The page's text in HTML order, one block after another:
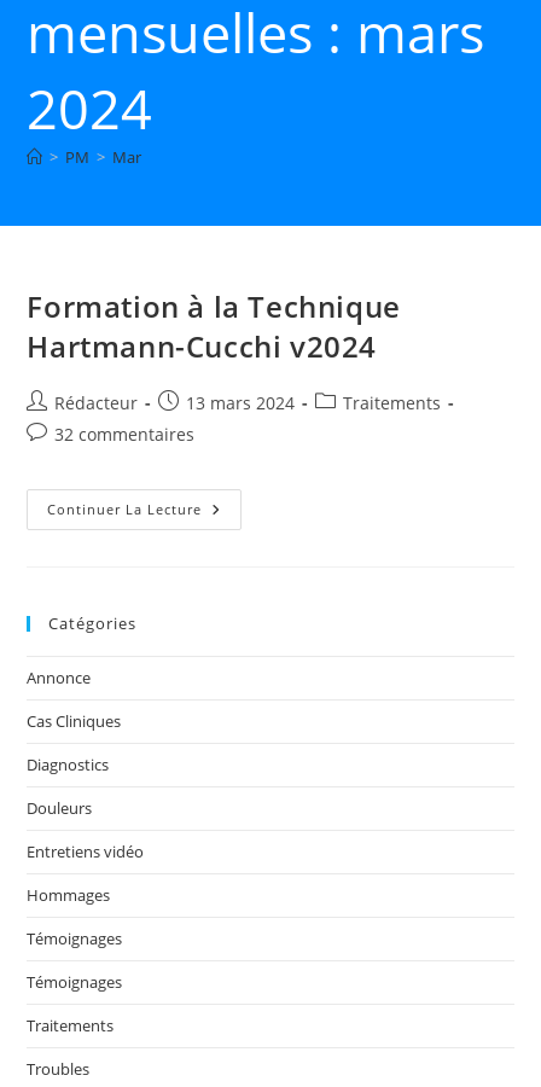
mensuelles : mars
2024
> PM > Mar
Formation à la Technique
Hartmann-Cucchi v2024
Auteur/autrice
de
Rédacteur
Publication
publiée :
13 mars 2024
PostTraitements
Commentaires
la
publication :
32 commentaires
Continuer La Lecture Formation
À
Catégories
Annonce
Cas Cliniques
Diagnostics
Douleurs
Entretiens vidéo
Hommages
Témoignages
Témoignages
Traitements
Troubles